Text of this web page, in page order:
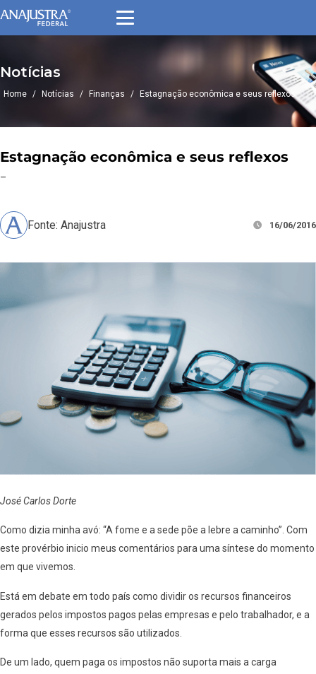
Notícias
Home / Notícias / Finanças / Estagnação econômica e seus reflexos
Estagnação econômica e seus reflexos
–
Fonte: Anajustra 16/06/2016
José Carlos Dorte
Como dizia minha avó: “A fome e a sede põe a lebre a caminho”. Com
este provérbio inicio meus comentários para uma síntese do momento
em que vivemos.
Está em debate em todo país como dividir os recursos financeiros
gerados pelos impostos pagos pelas empresas e pelo trabalhador, e a
forma que esses recursos são utilizados.
De um lado, quem paga os impostos não suporta mais a carga